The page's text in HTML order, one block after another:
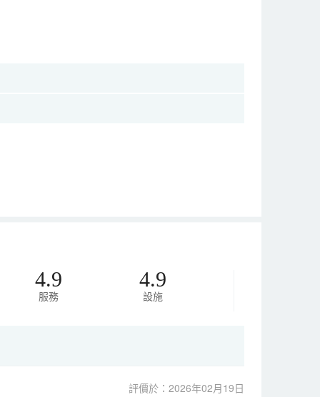
4.9
服務
4.9
設施
評價於：2026年02月19日